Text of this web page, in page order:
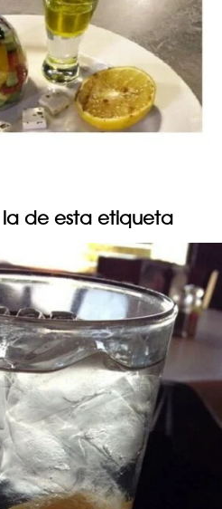
de esta etiqueta